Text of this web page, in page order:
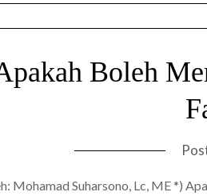
Boleh
Mohamad Suharsono, Lc, ME *)